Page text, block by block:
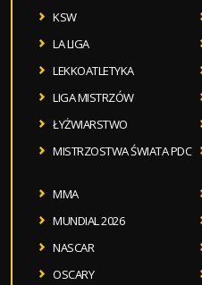
KSW
LA LIGA
LEKKOATLETYKA
LIGA MISTRZÓW
ŁYŻWIARSTWO
MISTRZOSTWA ŚWIATA PDC
MMA
MUNDIAL 2026
NASCAR
OSCARY